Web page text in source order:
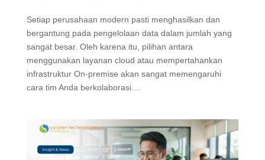
Setiap perusahaan modern pasti menghasilkan dan
bergantung pada pengelolaan data dalam jumlah yang
sangat besar. Oleh karena itu, pilihan antara
menggunakan layanan cloud atau mempertahankan
infrastruktur On-premise akan sangat memengaruhi
cara tim Anda berkolaborasi....